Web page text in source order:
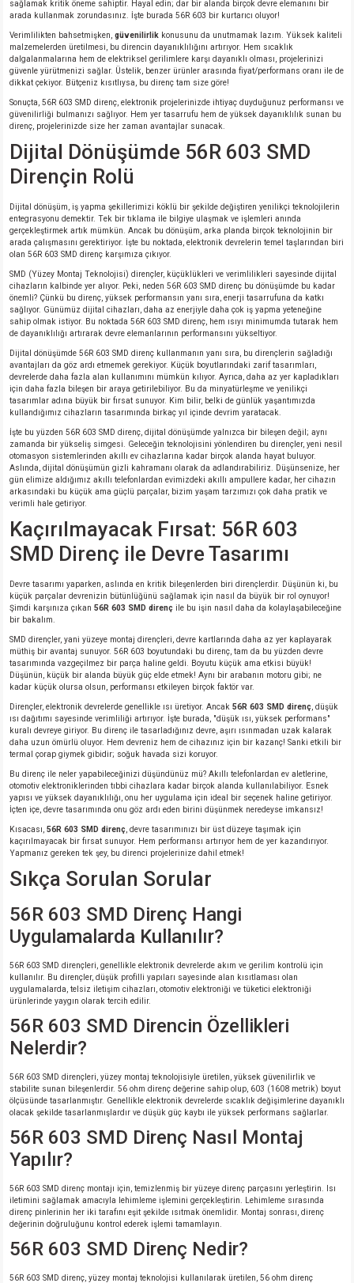
MARKA)
sağlamak kritik öneme sahiptir. Hayal edin; dar bir alanda birçok devre elemanını bir
arada kullanmak zorundasınız. İşte burada 56R 603 bir kurtarıcı oluyor!
Verimlilikten bahsetmişken, güvenilirlik konusunu da unutmamak lazım. Yüksek kaliteli
malzemelerden üretilmesi, bu direncin dayanıklılığını artırıyor. Hem sıcaklık
dalgalanmalarına hem de elektriksel gerilimlere karşı dayanıklı olması, projelerinizi
güvenle yürütmenizi sağlar. Üstelik, benzer ürünler arasında fiyat/performans oranı ile de
dikkat çekiyor. Bütçeniz kısıtlıysa, bu direnç tam size göre!
Sonuçta, 56R 603 SMD direnç, elektronik projelerinizde ihtiyaç duyduğunuz performansı ve
güvenilirliği bulmanızı sağlıyor. Hem yer tasarrufu hem de yüksek dayanıklılık sunan bu
direnç, projelerinizde size her zaman avantajlar sunacak.
Dijital Dönüşümde 56R 603 SMD
Dirençin Rolü
Dijital dönüşüm, iş yapma şekillerimizi köklü bir şekilde değiştiren yenilikçi teknolojilerin
entegrasyonu demektir. Tek bir tıklama ile bilgiye ulaşmak ve işlemleri anında
gerçekleştirmek artık mümkün. Ancak bu dönüşüm, arka planda birçok teknolojinin bir
arada çalışmasını gerektiriyor. İşte bu noktada, elektronik devrelerin temel taşlarından biri
olan 56R 603 SMD direnç karşımıza çıkıyor.
SMD (Yüzey Montaj Teknolojisi) dirençler, küçüklükleri ve verimlilikleri sayesinde dijital
cihazların kalbinde yer alıyor. Peki, neden 56R 603 SMD direnç bu dönüşümde bu kadar
önemli? Çünkü bu direnç, yüksek performansın yanı sıra, enerji tasarrufuna da katkı
sağlıyor. Günümüz dijital cihazları, daha az enerjiyle daha çok iş yapma yeteneğine
sahip olmak istiyor. Bu noktada 56R 603 SMD direnç, hem ısıyı minimumda tutarak hem
de dayanıklılığı artırarak devre elemanlarının performansını yükseltiyor.
Dijital dönüşümde 56R 603 SMD direnç kullanmanın yanı sıra, bu dirençlerin sağladığı
avantajları da göz ardı etmemek gerekiyor. Küçük boyutlarındaki zarif tasarımları,
devrelerde daha fazla alan kullanımını mümkün kılıyor. Ayrıca, daha az yer kapladıkları
için daha fazla bileşen bir araya getirilebiliyor. Bu da minyatürleşme ve yenilikçi
tasarımlar adına büyük bir fırsat sunuyor. Kim bilir, belki de günlük yaşantımızda
kullandığımız cihazların tasarımında birkaç yıl içinde devrim yaratacak.
İşte bu yüzden 56R 603 SMD direnç, dijital dönüşümde yalnızca bir bileşen değil; aynı
zamanda bir yükseliş simgesi. Geleceğin teknolojisini yönlendiren bu dirençler, yeni nesil
otomasyon sistemlerinden akıllı ev cihazlarına kadar birçok alanda hayat buluyor.
Aslında, dijital dönüşümün gizli kahramanı olarak da adlandırabiliriz. Düşünsenize, her
gün elimize aldığımız akıllı telefonlardan evimizdeki akıllı ampullere kadar, her cihazın
arkasındaki bu küçük ama güçlü parçalar, bizim yaşam tarzımızı çok daha pratik ve
verimli hale getiriyor.
Kaçırılmayacak Fırsat: 56R 603
SMD Direnç ile Devre Tasarımı
Devre tasarımı yaparken, aslında en kritik bileşenlerden biri dirençlerdir. Düşünün ki, bu
küçük parçalar devrenizin bütünlüğünü sağlamak için nasıl da büyük bir rol oynuyor!
Şimdi karşınıza çıkan 56R 603 SMD direnç ile bu işin nasıl daha da kolaylaşabileceğine
bir bakalım.
SMD dirençler, yani yüzeye montaj dirençleri, devre kartlarında daha az yer kaplayarak
müthiş bir avantaj sunuyor. 56R 603 boyutundaki bu direnç, tam da bu yüzden devre
tasarımında vazgeçilmez bir parça haline geldi. Boyutu küçük ama etkisi büyük!
Düşünün, küçük bir alanda büyük güç elde etmek! Aynı bir arabanın motoru gibi; ne
kadar küçük olursa olsun, performansı etkileyen birçok faktör var.
Dirençler, elektronik devrelerde genellikle ısı üretiyor. Ancak 56R 603 SMD direnç , düşük
ısı dağıtımı sayesinde verimliliği artırıyor. İşte burada, "düşük ısı, yüksek performans"
kuralı devreye giriyor. Bu direnç ile tasarladığınız devre, aşırı ısınmadan uzak kalarak
daha uzun ömürlü oluyor. Hem devreniz hem de cihazınız için bir kazanç! Sanki etkili bir
termal çorap giymek gibidir; soğuk havada sizi koruyor.
Bu direnç ile neler yapabileceğinizi düşündünüz mü? Akıllı telefonlardan ev aletlerine,
otomotiv elektroniklerinden tıbbi cihazlara kadar birçok alanda kullanılabiliyor. Esnek
yapısı ve yüksek dayanıklılığı, onu her uygulama için ideal bir seçenek haline getiriyor.
İçten içe, devre tasarımında onu göz ardı eden birini düşünmek neredeyse imkansız!
Kısacası, 56R 603 SMD direnç , devre tasarımınızı bir üst düzeye taşımak için
kaçırılmayacak bir fırsat sunuyor. Hem performansı artırıyor hem de yer kazandırıyor.
Yapmanız gereken tek şey, bu direnci projelerinize dahil etmek!
Sıkça Sorulan Sorular
56R 603 SMD Direnç Hangi
Uygulamalarda Kullanılır?
56R 603 SMD dirençleri, genellikle elektronik devrelerde akım ve gerilim kontrolü için
kullanılır. Bu dirençler, düşük profilli yapıları sayesinde alan kısıtlaması olan
uygulamalarda, telsiz iletişim cihazları, otomotiv elektroniği ve tüketici elektroniği
ürünlerinde yaygın olarak tercih edilir.
56R 603 SMD Direncin Özellikleri
Nelerdir?
56R 603 SMD dirençleri, yüzey montaj teknolojisiyle üretilen, yüksek güvenilirlik ve
stabilite sunan bileşenlerdir. 56 ohm direnç değerine sahip olup, 603 (1608 metrik) boyut
ölçüsünde tasarlanmıştır. Genellikle elektronik devrelerde sıcaklık değişimlerine dayanıklı
olacak şekilde tasarlanmışlardır ve düşük güç kaybı ile yüksek performans sağlarlar.
56R 603 SMD Direnç Nasıl Montaj
Yapılır?
56R 603 SMD direnç montajı için, temizlenmiş bir yüzeye direnç parçasını yerleştirin. Isı
iletimini sağlamak amacıyla lehimleme işlemini gerçekleştirin. Lehimleme sırasında
direnç pinlerinin her iki tarafını eşit şekilde ısıtmak önemlidir. Montaj sonrası, direnç
değerinin doğruluğunu kontrol ederek işlemi tamamlayın.
56R 603 SMD Direnç Nedir?
56R 603 SMD direnç, yüzey montaj teknolojisi kullanılarak üretilen, 56 ohm direnç